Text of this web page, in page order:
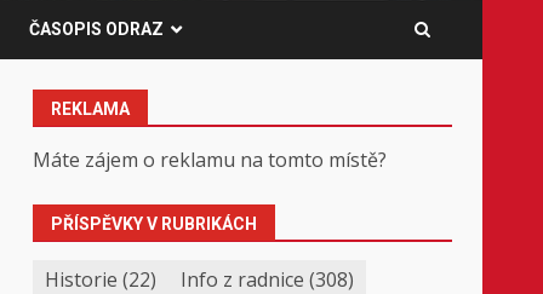
ČASOPIS ODRAZ
REKLAMA
Máte zájem o reklamu na tomto místě?
PŘÍSPĚVKY V RUBRIKÁCH
Historie (22) Info z radnice (308)